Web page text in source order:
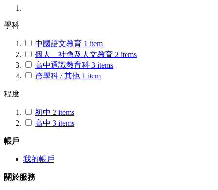
學科
中國語文教育 1 item
個人、社會及人文教育 2 items
高中通識教育科 3 items
跨學科 / 其他 1 item
程度
初中 2 items
高中 3 items
帳戶
我的帳戶
關於服務